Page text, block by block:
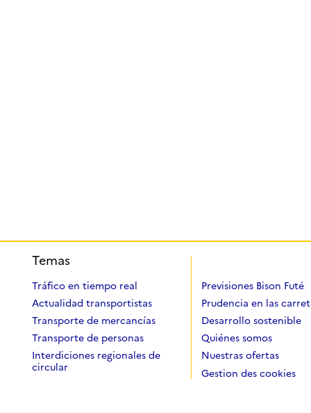
Temas
Tráfico en tiempo real
Actualidad transportistas
Transporte de mercancías
Transporte de personas
Interdiciones regionales de
circular
Previsiones Bison Futé
Prudencia en las
Desarrollo sostenible
Quiénes somos
Nuestras ofertas
Gestion des cookies